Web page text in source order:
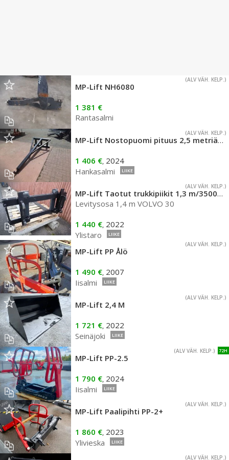
(ALV VÄH. KELP.)
MP-Lift NH6080
1 381 €
Rantasalmi
(ALV VÄH. KELP.)
MP-Lift Nostopuomi pituus 2,5 metriä, euro
1 406 €, 2024
Hankasalmi
LIIKE
(ALV VÄH. KELP.)
MP-Lift Taotut trukkipiikit 1,3 m/3500 kg
Levitysosa 1,4 m VOLVO 30
1 440 €, 2022
Ylistaro
LIIKE
(ALV VÄH. KELP.)
MP-Lift PP Ålö
1 490 €, 2007
Iisalmi
LIIKE
(ALV VÄH. KELP.)
MP-Lift 2,4 M
1 721 €, 2022
Seinäjoki
LIIKE
72H
(ALV VÄH. KELP.)
MP-Lift PP-2.5
1 790 €, 2024
Iisalmi
LIIKE
(ALV VÄH. KELP.)
MP-Lift Paalipihti PP-2+
1 860 €, 2023
Ylivieska
LIIKE
(ALV VÄH. KELP.)